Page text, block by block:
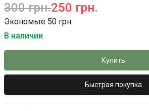
300 грн.250 грн.
Экономьте 50 грн.
В наличии
Купить
Быстрая покупка